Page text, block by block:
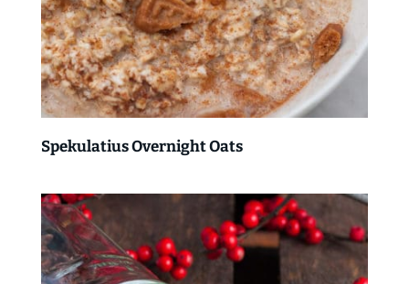
Spekulatius Overnight Oats